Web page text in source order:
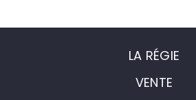
LA RÉGIE
VENTE